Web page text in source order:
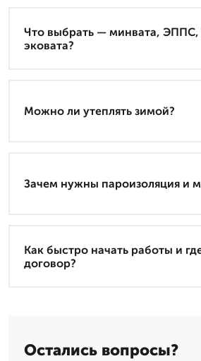
Что выбрать — минвата,
эковата?
Можно ли утеплять зимой?
Зачем нужны пароизоляция и
Как быстро начать работы и
договор?
Остались вопросы?